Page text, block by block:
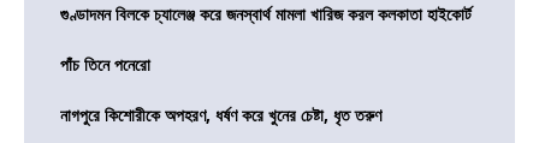
গুণ্ডাদমন বিলকে চ্যালেঞ্জ করে জনস্বার্থ মামলা খারিজ করল কলকাতা হাইকোর্ট
পাঁচ তিনে পনেরো
নাগপুরে কিশোরীকে অপহরণ, ধর্ষণ করে খুনের চেষ্টা, ধৃত তরুণ